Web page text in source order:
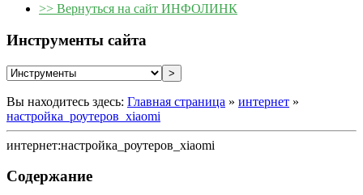
>> Вернуться на сайт ИНФОЛИНК
Инструменты сайта
Вы находитесь здесь: Главная страница » интернет »
настройка_роутеров_xiaomi
интернет:настройка_роутеров_xiaomi
Содержание